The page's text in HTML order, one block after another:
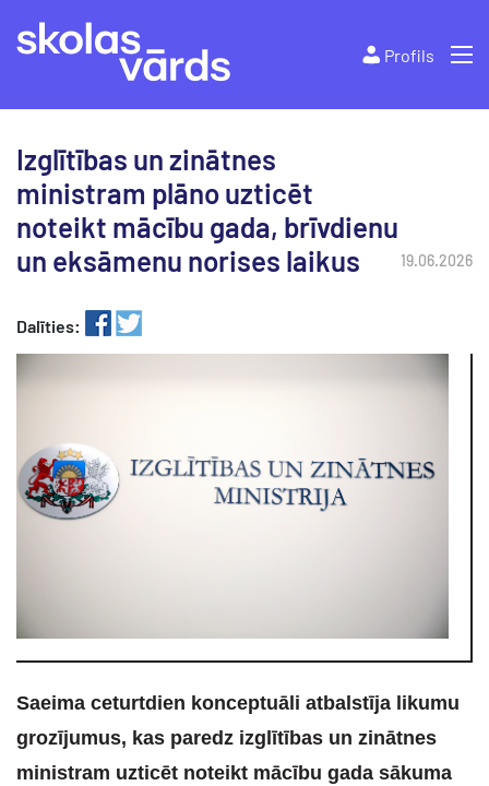
Profils
Izglītības un zinātnes
ministram plāno uzticēt
noteikt mācību gada, brīvdienu
un eksāmenu norises laikus
19.06.2026
Dalīties:
Saeima ceturtdien konceptuāli atbalstīja likumu
grozījumus, kas paredz izglītības un zinātnes
ministram uzticēt noteikt mācību gada sākuma